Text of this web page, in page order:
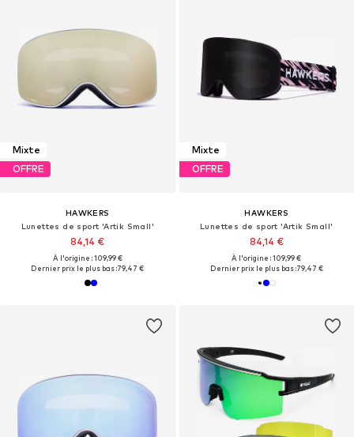
Mixte
OFFRE
HAWKERS
Lunettes de sport 'Artik Small'
84,14 €
À l'origine : 109,99 €
Dernier prix le plus bas :79,47 €
Mixte
OFFRE
HAWKERS
Lunettes de sport 'Artik Small'
84,14 €
À l'origine : 109,99 €
Dernier prix le plus bas :79,47 €